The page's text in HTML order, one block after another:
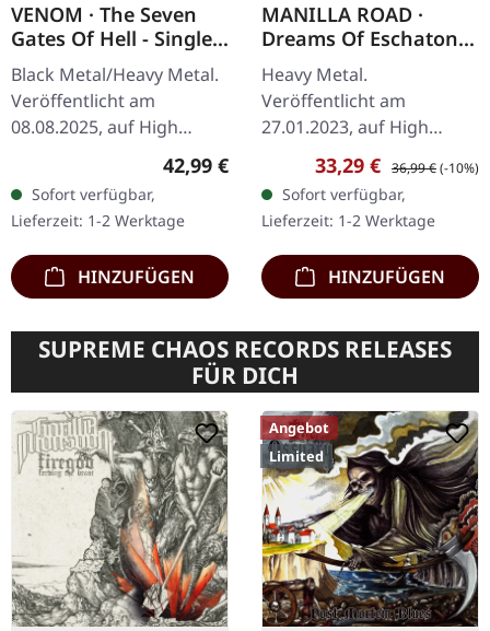
VENOM · The Seven
Gates Of Hell - Singles
1981-1985 | PURPLE
GALAXY 2LP
Black Metal/Heavy Metal.
Veröffentlicht am
08.08.2025, auf High
Roller Records. Doppel-
Vinyl mit Lila/Schwarz
Galaxy-Effekt, im
schweren Cover mit…
Regulärer Preis:
42,99 €
Sofort verfügbar,
Lieferzeit: 1-2 Werktage
HINZUFÜGEN
MANILLA ROAD ·
Dreams Of Eschaton |
WHITE GREY SPLATTER
2LP
Heavy Metal.
Veröffentlicht am
27.01.2023, auf High
Roller Records. Weißes
Vinyl mit grauem Splatter
im Gatefold-Cover.
Limitiert auf 150 Stück.…
Verkaufspreis:
33,29 € Regulärer Preis:
36,99 €(-10%)
Sofort verfügbar,
Lieferzeit: 1-2 Werktage
HINZUFÜGEN
SUPREME CHAOS RECORDS RELEASES
FÜR DICH
Angebot
Limited